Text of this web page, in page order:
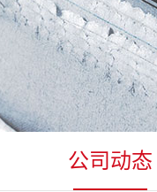
公司动态